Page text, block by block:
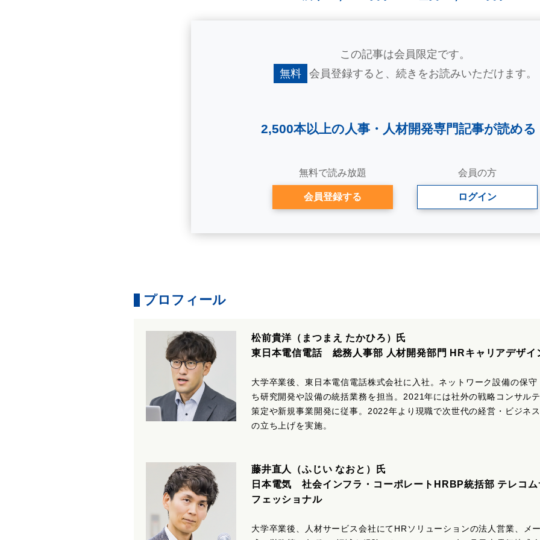
この記事は会員限定です。
無料
会員登録すると、 続きをお読みいただけます。
2,500本以上の人事・ 人材開発専門記事が読める
無料で読み放題
会員登録する
会員の方
ログイン
プロフィール
松前貴洋（まつまえ たかひろ）氏
東日本電信電話 総務人事部 人材開発部門 HRキャリアデザイ
大学卒業後、東日本電信電話株式会社に入社。ネットワーク設備の保
ち研究開発や設備の統括業務を担当。2021年には社外の戦略コンサル
策定や新規事業開発に従事。2022年より現職で次世代の経営・ビジネ
の立ち上げを実施。
藤井直人（ふじい なおと）氏
日本電気 社会インフラ・コーポレートHRBP統括部 テレコ
フェッショナル
大学卒業後、人材サービス会社にてHRソリューションの法人営業、メ